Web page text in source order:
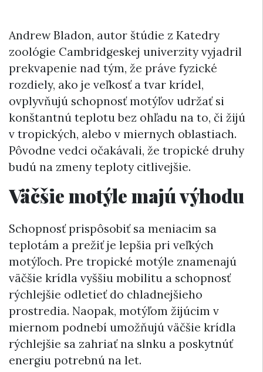
Andrew Bladon, autor štúdie z Katedry
zoológie Cambridgeskej univerzity vyjadril
prekvapenie nad tým, že práve fyzické
rozdiely, ako je veľkosť a tvar krídel,
ovplyvňujú schopnosť motýľov udržať si
konštantnú teplotu bez ohľadu na to, či žijú
v tropických, alebo v miernych oblastiach.
Pôvodne vedci očakávali, že tropické druhy
budú na zmeny teploty citlivejšie.
Väčšie motýle majú výhodu
Schopnosť prispôsobiť sa meniacim sa
teplotám a prežiť je lepšia pri veľkých
motýľoch. Pre tropické motýle znamenajú
väčšie krídla vyššiu mobilitu a schopnosť
rýchlejšie odletieť do chladnejšieho
prostredia. Naopak, motýľom žijúcim v
miernom podnebí umožňujú väčšie krídla
rýchlejšie sa zahriať na slnku a poskytnúť
energiu potrebnú na let.